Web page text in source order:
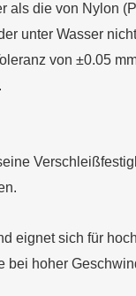
als die von Nylon
unter Wasser
von ±0.05
eignet sich für
bei hoher